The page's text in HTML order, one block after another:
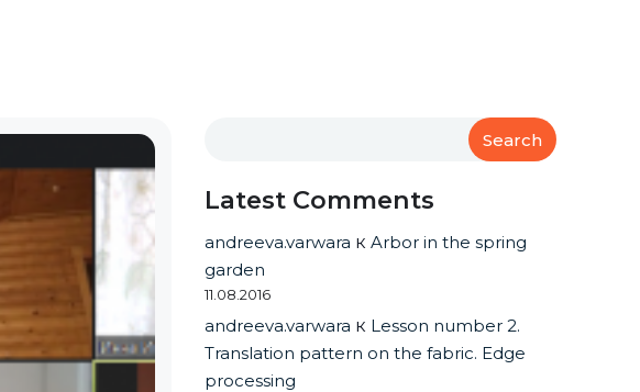
Search
Latest Comments
andreeva.varwara кArbor in the spring
garden
11.08.2016
andreeva.varwara к Lesson number 2.
Translation pattern on the fabric. Edge
processing